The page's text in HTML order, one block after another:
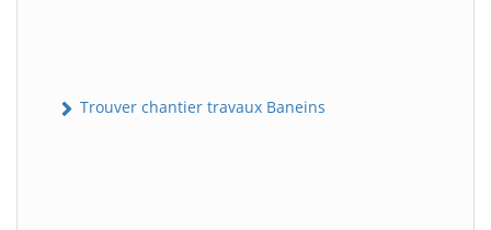
Trouver chantier travaux Baneins